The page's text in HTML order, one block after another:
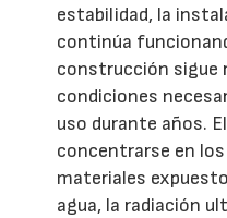
estabilidad, la
continúa
construcción sigue
condiciones
uso durante años.
concentrarse en
materiales
agua, la radiación